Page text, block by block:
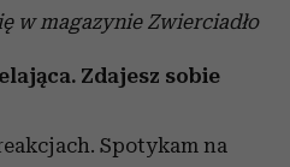
w magazynie Zwierciadło
Zdajesz sobie
Spotykam na